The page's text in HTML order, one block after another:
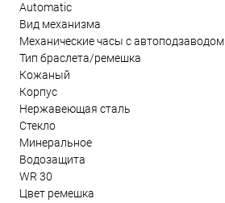
Automatic
Вид механизма
Механические часы с автоподзаводом
Тип браслета/ремешка
Кожаный
Корпус
Нержавеющая сталь
Стекло
Минеральное
Водозащита
WR 30
Цвет ремешка